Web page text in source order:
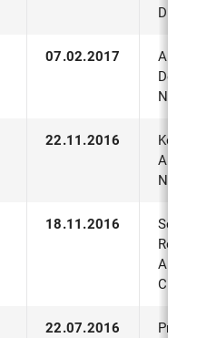
07.02.2017
22.11.2016
18.11.2016
Cities
22.07.2016